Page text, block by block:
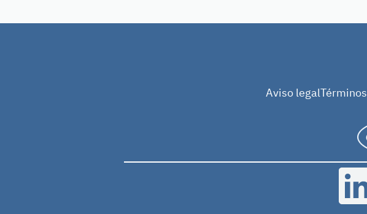
Aviso legalTérminos